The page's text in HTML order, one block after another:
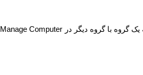
گروه با گروه دیگر در Manage Computer